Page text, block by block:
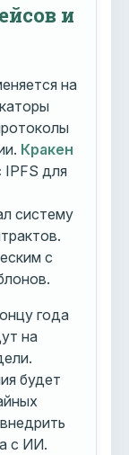
и
на
Кракен
IPFS для
систему
с
года
на
будет
с ИИ.